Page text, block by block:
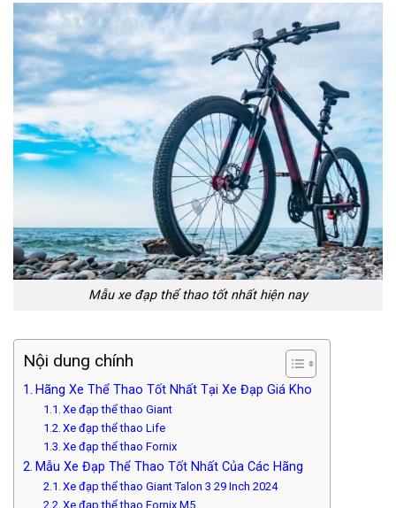
Mẫu xe đạp thể thao tốt nhất hiện nay
Nội dung chính
Hãng Xe Thể Thao Tốt Nhất Tại Xe Đạp Giá Kho
Xe đạp thể thao Giant
Xe đạp thể thao Life
Xe đạp thể thao Fornix
Mẫu Xe Đạp Thể Thao Tốt Nhất Của Các Hãng
Xe đạp thể thao Giant Talon 3 29 Inch 2024
Xe đạp thể thao Fornix M5